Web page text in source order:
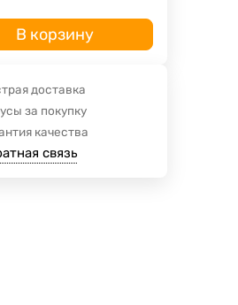
В корзину
доставка
за покупку
качества
связь